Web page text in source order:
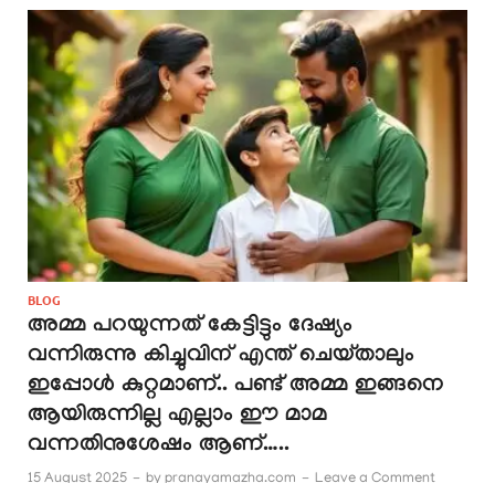
BLOG
അമ്മ പറയുന്നത് കേട്ടിട്ടും ദേഷ്യം
വന്നിരുന്നു കിച്ചുവിന് എന്ത് ചെയ്താലും
ഇപ്പോൾ കുറ്റമാണ്.. പണ്ട് അമ്മ ഇങ്ങനെ
ആയിരുന്നില്ല എല്ലാം ഈ മാമ
വന്നതിനുശേഷം ആണ്…..
15 August 2025 - by pranayamazha.com - Leave a Comment